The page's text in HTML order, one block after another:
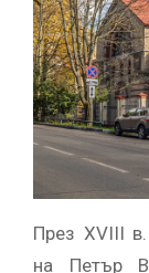
През XVIII
на Петър